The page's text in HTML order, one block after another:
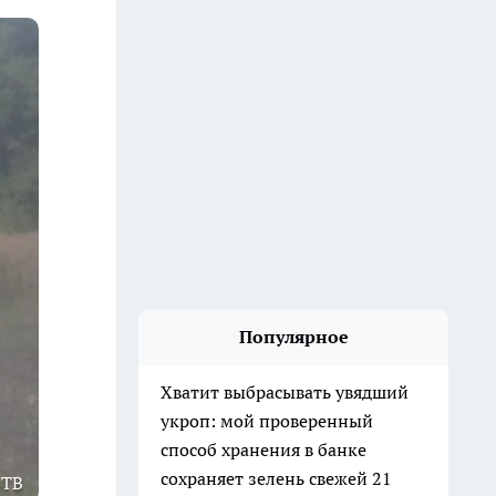
Популярное
Хватит выбрасывать увядший
укроп: мой проверенный
способ хранения в банке
сохраняет зелень свежей 21